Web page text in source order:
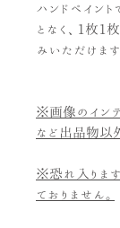
ハンドペイン
となく、1枚1
みいただけます
※画像のイン
など出品物以
※恐れ入りま
ておりません。